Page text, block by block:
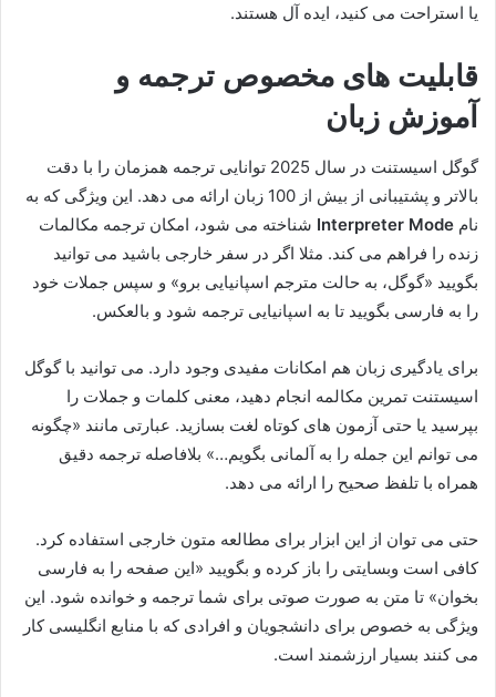
یا استراحت می کنید، ایده آل هستند.
قابلیت های مخصوص ترجمه و
آموزش زبان
گوگل اسیستنت در سال 2025 توانایی ترجمه همزمان را با دقت
بالاتر و پشتیبانی از بیش از 100 زبان ارائه می دهد. این ویژگی که به
نام Interpreter Mode شناخته می شود، امکان ترجمه مکالمات
زنده را فراهم می کند. مثلا اگر در سفر خارجی باشید می توانید
بگویید «گوگل، به حالت مترجم اسپانیایی برو» و سپس جملات خود
را به فارسی بگویید تا به اسپانیایی ترجمه شود و بالعکس.
برای یادگیری زبان هم امکانات مفیدی وجود دارد. می توانید با گوگل
اسیستنت تمرین مکالمه انجام دهید، معنی کلمات و جملات را
بپرسید یا حتی آزمون های کوتاه لغت بسازید. عبارتی مانند «چگونه
می توانم این جمله را به آلمانی بگویم…» بلافاصله ترجمه دقیق
همراه با تلفظ صحیح را ارائه می دهد.
حتی می توان از این ابزار برای مطالعه متون خارجی استفاده کرد.
کافی است وبسایتی را باز کرده و بگویید «این صفحه را به فارسی
بخوان» تا متن به صورت صوتی برای شما ترجمه و خوانده شود. این
ویژگی به خصوص برای دانشجویان و افرادی که با منابع انگلیسی کار
می کنند بسیار ارزشمند است.